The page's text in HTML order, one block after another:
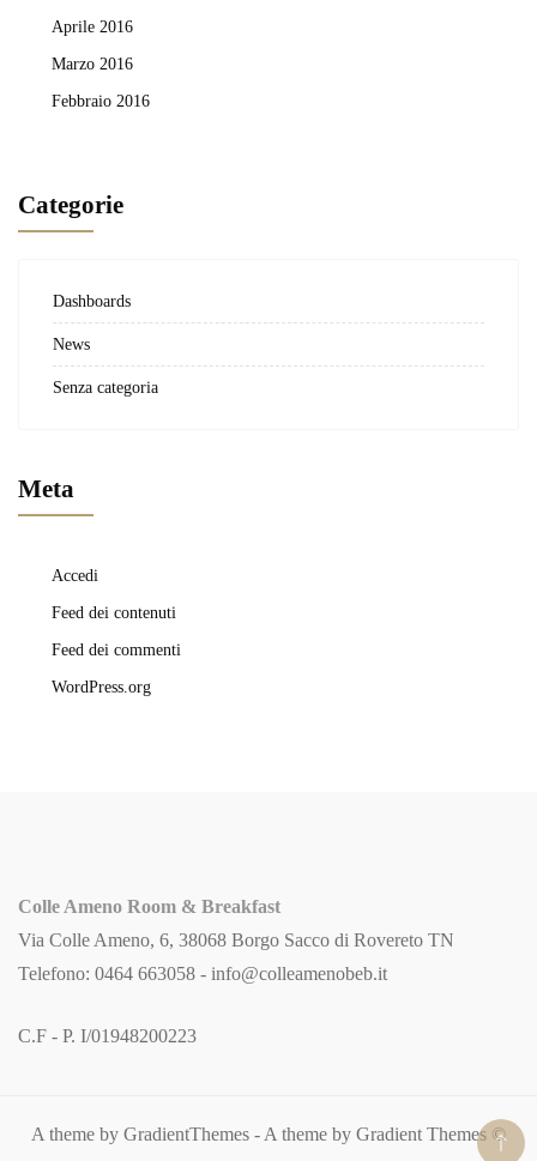
Aprile 2016
Marzo 2016
Febbraio 2016
Categorie
Dashboards
News
Senza categoria
Meta
Accedi
Feed dei contenuti
Feed dei commenti
WordPress.org
Colle Ameno Room & Breakfast
Via Colle Ameno, 6, 38068 Borgo Sacco di Rovereto TN
Telefono: 0464 663058 - info@colleamenobeb.it
C.F - P. I/01948200223
A theme by GradientThemes - A theme by Gradient Themes ©